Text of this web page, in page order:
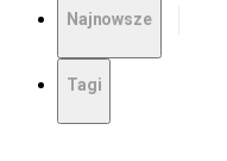
Najnowsze
Tagi